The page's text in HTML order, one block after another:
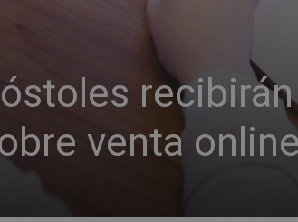
recibirán
venta